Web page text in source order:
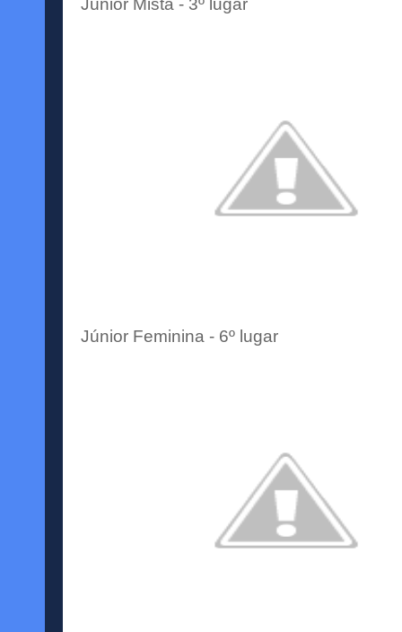
Júnior Mista - 3º lugar
Júnior Feminina - 6º lugar